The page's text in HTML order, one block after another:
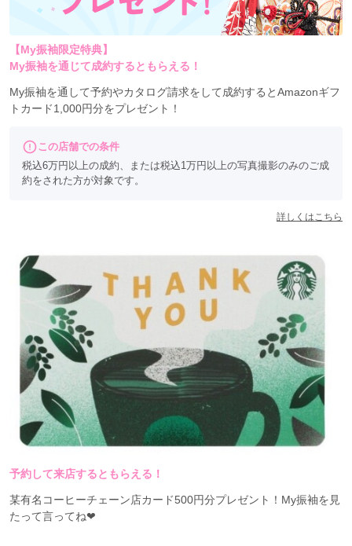
当日のヘアメイクのご相談まで、
職人の力
TAKAZENの振袖を生み出す職人たち
「株式会社関芳」
私たち関芳は、
着物の産地・新潟県十日町市で100年以上、
着物を作り続けてきました。
すべての工程で細心の注意を払い、
デザイン面でも他社と差別化した商品作りを
心掛けています。
TAKAZENの振袖に対する想いを
何度も何度も打ち合わせを重ねながら、
私たちにしか作れない振袖を一つひとつ仕上げています。
大切な日のための一着をお届けします。
【My振袖限定特典】
My振袖を通じて成約するともらえる！
My振袖を通して予約やカタログ請求をして成約するとAmazonギフ
トカード1,000円分をプレゼント！
この店舗での条件
税込6万円以上の成約、または税込1万円以上の写真撮影のみのご成
約をされた方が対象です。
詳しくはこちら
予約して来店するともらえる！
某有名コーヒーチェーン店カード500円分プレゼント！My振袖を見
たって言ってね❤